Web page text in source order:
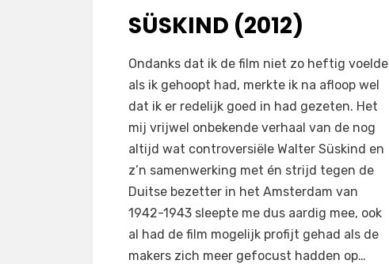
SÜSKIND (2012)
doorFilmofiel.nl
Laat een reactie achterop
Süskind
Ondanks dat ik de film niet zo heftig voelde
als ik gehoopt had, merkte ik na afloop wel
dat ik er redelijk goed in had gezeten. Het
mij vrijwel onbekende verhaal van de nog
altijd wat controversiële Walter Süskind en
z’n samenwerking met én strijd tegen de
Duitse bezetter in het Amsterdam van
1942-1943 sleepte me dus aardig mee, ook
al had de film mogelijk profijt gehad als de
makers zich meer gefocust hadden op…